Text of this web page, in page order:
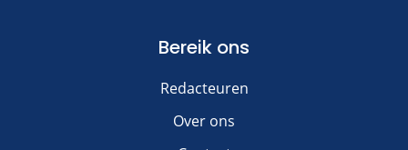
Bereik ons
Redacteuren
Over ons